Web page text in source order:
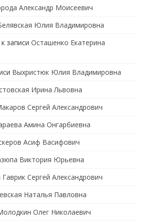
Александр Моисеевич
Юлия Владимировна
к записи Осташенко Екатерина
Выхристюк Юлия Владимировна
Ирина Львовна
Сергей Александрович
Амина Онгарбиевна
Асиф Васифович
Виктория Юрьевна
Гаврик Сергей Александрович
Наталья Павловна
Олег Николаевич